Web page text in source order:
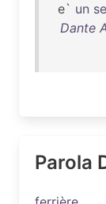
e` un
Dante
Parola